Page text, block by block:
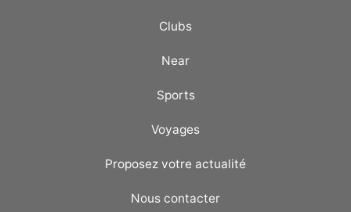
Clubs
Near
Sports
Voyages
Proposez votre actualité
Nous contacter